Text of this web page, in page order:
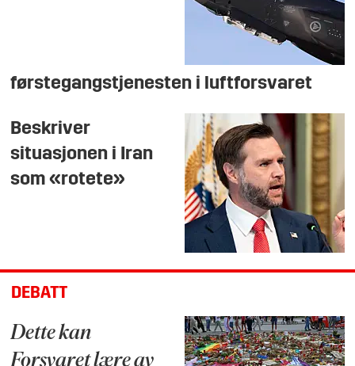
førstegangstjenesten i luftforsvaret
Beskriver
situasjonen i Iran
som «rotete»
DEBATT
Dette kan